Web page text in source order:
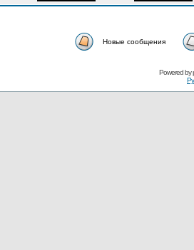
Новые сообщения
Powered by